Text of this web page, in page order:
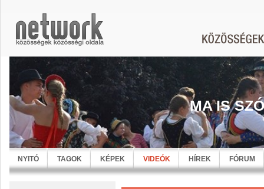
MA IS
NYITÓ TAGOK KÉPEK VIDEÓK HÍREK FÓRUM